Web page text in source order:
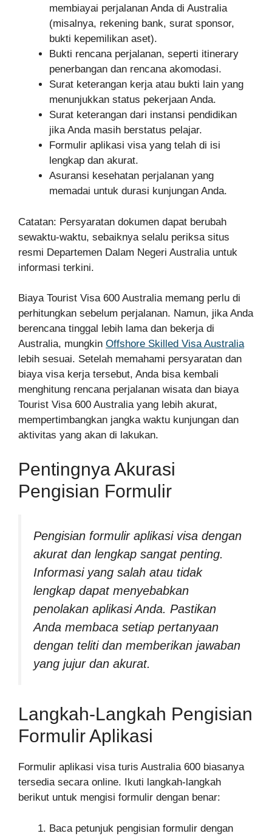
membiayai perjalanan Anda di Australia
(misalnya, rekening bank, surat sponsor,
bukti kepemilikan aset).
Bukti rencana perjalanan, seperti itinerary
penerbangan dan rencana akomodasi.
Surat keterangan kerja atau bukti lain yang
menunjukkan status pekerjaan Anda.
Surat keterangan dari instansi pendidikan
jika Anda masih berstatus pelajar.
Formulir aplikasi visa yang telah di isi
lengkap dan akurat.
Asuransi kesehatan perjalanan yang
memadai untuk durasi kunjungan Anda.
Catatan: Persyaratan dokumen dapat berubah
sewaktu-waktu, sebaiknya selalu periksa situs
resmi Departemen Dalam Negeri Australia untuk
informasi terkini.
Biaya Tourist Visa 600 Australia memang perlu di
perhitungkan sebelum perjalanan. Namun, jika Anda
berencana tinggal lebih lama dan bekerja di
Australia, mungkin Offshore Skilled Visa Australia
lebih sesuai. Setelah memahami persyaratan dan
biaya visa kerja tersebut, Anda bisa kembali
menghitung rencana perjalanan wisata dan biaya
Tourist Visa 600 Australia yang lebih akurat,
mempertimbangkan jangka waktu kunjungan dan
aktivitas yang akan di lakukan.
Pentingnya Akurasi
Pengisian Formulir
Pengisian formulir aplikasi visa dengan
akurat dan lengkap sangat penting.
Informasi yang salah atau tidak
lengkap dapat menyebabkan
penolakan aplikasi Anda. Pastikan
Anda membaca setiap pertanyaan
dengan teliti dan memberikan jawaban
yang jujur dan akurat.
Langkah-Langkah Pengisian
Formulir Aplikasi
Formulir aplikasi visa turis Australia 600 biasanya
tersedia secara online. Ikuti langkah-langkah
berikut untuk mengisi formulir dengan benar:
Baca petunjuk pengisian formulir dengan